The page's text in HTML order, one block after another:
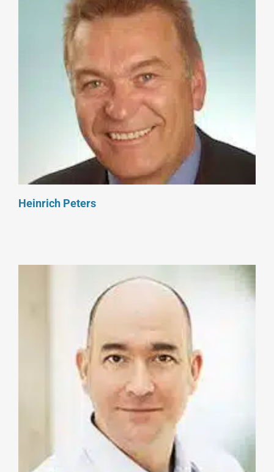
Heinrich Peters